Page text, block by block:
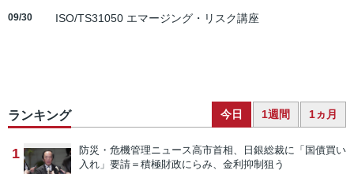
09/30 ISO/TS31050 エマージング・リスク講座
ランキング 今日 1週間 1ヵ月
1 防災・危機管理ニュース高市首相、日銀総裁に「国債買い
入れ」要請＝積極財政にらみ、金利抑制狙う